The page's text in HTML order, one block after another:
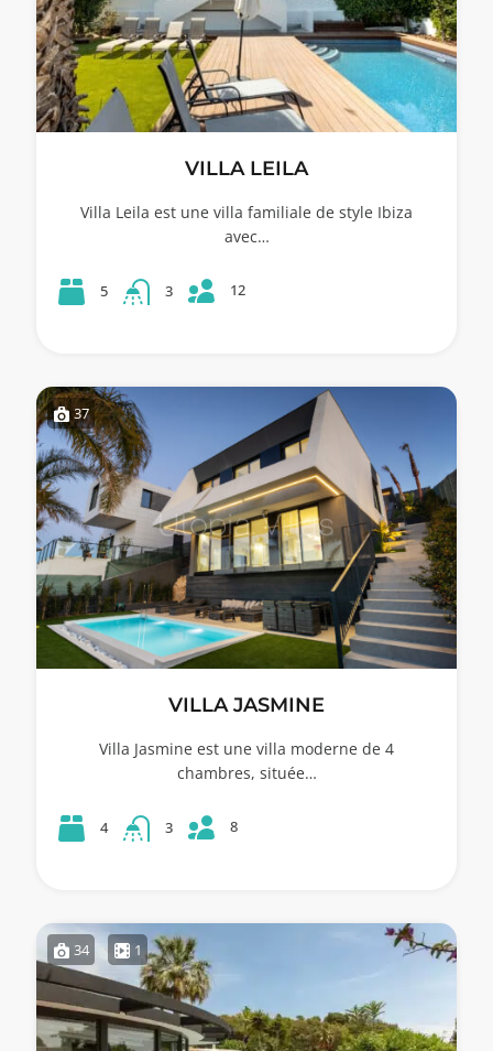
VILLA LEILA
Villa Leila est une villa familiale de style Ibiza
avec…
5 3 12
37
VILLA JASMINE
Villa Jasmine est une villa moderne de 4
chambres, située…
4 3 8
34 1